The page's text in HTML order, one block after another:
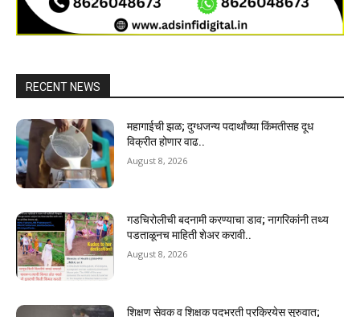
RECENT NEWS
महागाईची झळ; दुग्धजन्य पदार्थांच्या किंमतीसह दूध
विक्रीत होणार वाढ..
August 8, 2026
गडचिरोलीची बदनामी करण्याचा डाव; नागरिकांनी तथ्य
पडताळूनच माहिती शेअर करावी..
August 8, 2026
शिक्षण सेवक व शिक्षक पदभरती प्रक्रियेस सुरुवात;